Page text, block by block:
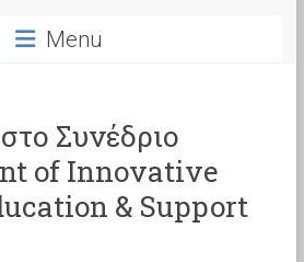
Menu
Συνέδριο
of Innovative
& Support